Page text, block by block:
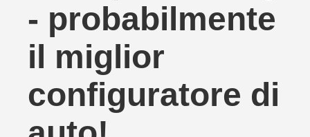
- probabilmente
il miglior
configuratore di